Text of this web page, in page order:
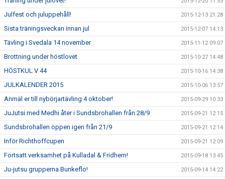
Julfest och juluppehåll! 2015-12-13 21:28
Sista träningsveckan innan jul 2015-12-07 14:13
Tävling i Svedala 14 november 2015-11-12 09:07
Brottning under höstlovet 2015-10-27 14:48
HÖSTKUL V 44 2015-10-16 14:38
JULKALENDER 2015 2015-10-06 13:57
Anmäl er till nybörjartävling 4 oktober! 2015-09-29 10:33
JuJutsi med Medhi åter i Sundsbrohallen från 28/9 2015-09-21 12:15
Sundsbrohallen öppen igen från 21/9 2015-09-21 12:14
Inför Richthoffcupen 2015-09-21 12:09
Fortsatt verksamhet på Kulladal & Fridhem! 2015-09-18 13:45
Ju-jutsu grupperna Bunkeflo! 2015-09-14 14:22